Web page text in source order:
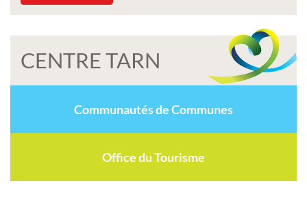
CENTRE TARN
Communautés de Communes
Office du Tourisme